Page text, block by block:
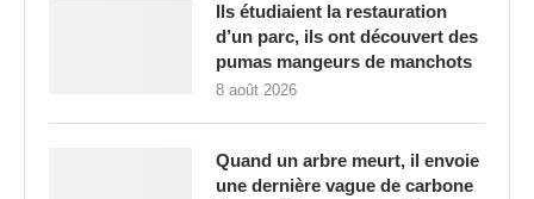
Ils étudiaient la restauration
d’un parc, ils ont découvert des
pumas mangeurs de manchots
8 août 2026
Quand un arbre meurt, il envoie
une dernière vague de carbone